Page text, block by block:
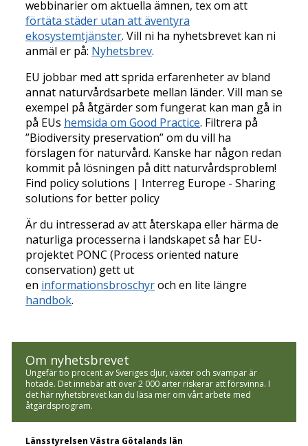
webbinarier om aktuella ämnen, tex om att
förtäta städer utan att äventyra
ekosystemtjänster. Vill ni ha nyhetsbrevet kan ni
anmäl er på: Nyhetsbrev.
EU jobbar med att sprida erfarenheter av bland
annat naturvårdsarbete mellan länder. Vill man se
exempel på åtgärder som fungerat kan man gå in
på EUs hemsida om Good Practice. Filtrera på
”Biodiversity preservation” om du vill ha
förslagen för naturvård. Kanske har någon redan
kommit på lösningen på ditt naturvårdsproblem!
Find policy solutions | Interreg Europe - Sharing
solutions for better policy
Är du intresserad av att återskapa eller härma de
naturliga processerna i landskapet så har EU-
projektet PONC (Process oriented nature
conservation) gett ut
en informationsbroschyroch en lite längre
handbok.
Om nyhetsbrevet
Ungefär tio procent av Sveriges djur, växter och svampar är
hotade. Det innebär att över 2 000 arter riskerar att försvinna. I
det här nyhetsbrevet kan du läsa mer om vårt arbete med
åtgärdsprogram.
Länsstyrelsen Västra Götalands län